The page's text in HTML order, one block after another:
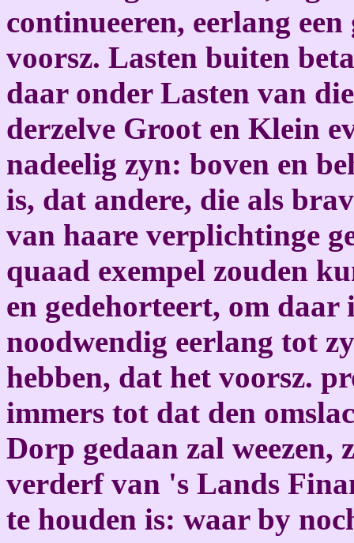
continueeren, eerlang
voorsz. Lasten buiten
daar onder Lasten van
derzelve Groot en Klein
nadeelig zyn: boven en
is, dat andere, die als
van haare verplichtinge
quaad exempel zouden
en gedehorteert, om daar
noodwendig eerlang tot
hebben, dat het voorsz.
immers tot dat den
Dorp gedaan zal weezen,
verderf van 's Lands
te houden is: waar by